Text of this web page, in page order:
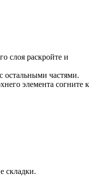
слоя раскройте и
остальными частями.
элемента согните к
складки.